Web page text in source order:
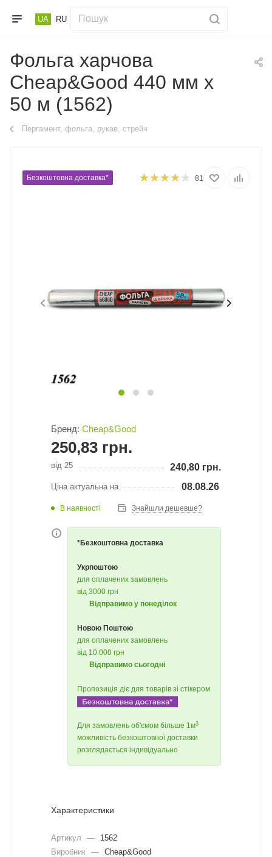
UA RU
Фольга харчова
Cheap&Good 440 мм х
50 м (1562)
Пергамент, фольга, рукав, стрейч
Безкоштовна доставка* 81
Бренд: Cheap&Good
250,83 грн.
від 25 240,80 грн.
Ціна актуальна на 08.08.26
В наявності Знайшли дешевше?
*Безкоштовна доставка
Укрпоштою
для оплачених замовлень
від 3000 грн
Відправимо у понеділок
Новою Поштою
для оплачених замовлень
від 10 000 грн
Відправимо сьогодні
Пропозиція діє для товарів зі стікером
Для замовлень об'ємом більше 1м3
можливість безкоштовної доставки
розглядається індивідуально
Характеристики
Артикул —
1562
Виробник — Cheap&Good